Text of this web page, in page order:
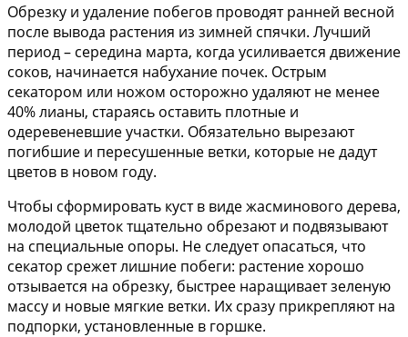
Обрезку и удаление побегов проводят ранней весной
после вывода растения из зимней спячки. Лучший
период – середина марта, когда усиливается движение
соков, начинается набухание почек. Острым
секатором или ножом осторожно удаляют не менее
40% лианы, стараясь оставить плотные и
одеревеневшие участки. Обязательно вырезают
погибшие и пересушенные ветки, которые не дадут
цветов в новом году.
Чтобы сформировать куст в виде жасминового дерева,
молодой цветок тщательно обрезают и подвязывают
на специальные опоры. Не следует опасаться, что
секатор срежет лишние побеги: растение хорошо
отзывается на обрезку, быстрее наращивает зеленую
массу и новые мягкие ветки. Их сразу прикрепляют на
подпорки, установленные в горшке.